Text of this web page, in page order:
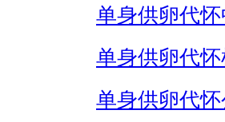
单身供卵代
单身供卵代怀
单身供卵代怀